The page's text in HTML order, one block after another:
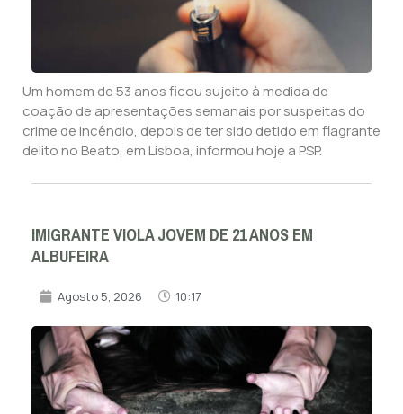
Um homem de 53 anos ficou sujeito à medida de
coação de apresentações semanais por suspeitas do
crime de incêndio, depois de ter sido detido em flagrante
delito no Beato, em Lisboa, informou hoje a PSP.
IMIGRANTE VIOLA JOVEM DE 21 ANOS EM
ALBUFEIRA
Agosto 5, 2026 10:17